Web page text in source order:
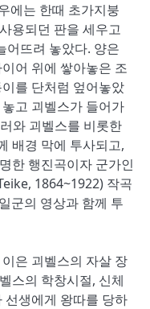
에는 한때 초가지붕
용되던 판을 세우고
어뜨려 놓았다. 양은
어 위에 쌓아놓은 조
를 단처럼 엎어놓았
고 괴벨스가 들어가
와 괴벨스를 비롯한
배경 막에 투사되고,
한 행진곡이자 군가인
1864~1922) 작곡
군의 영상과 함께 투
은 괴벨스의 자살 장
스의 학창시절, 신체
선생에게 왕따를 당하